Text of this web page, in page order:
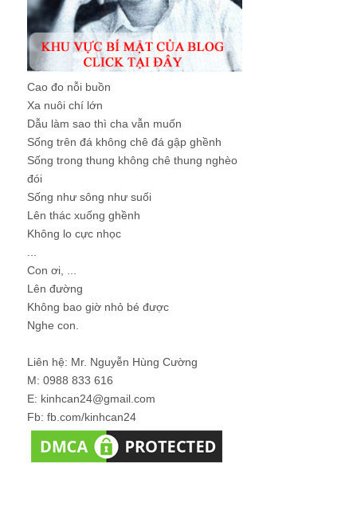
Cao đo nỗi buồn
Xa nuôi chí lớn
Dẫu làm sao thì cha vẫn muốn
Sống trên đá không chê đá gập ghềnh
Sống trong thung không chê thung nghèo
đói
Sống như sông như suối
Lên thác xuống ghềnh
Không lo cực nhọc
...
Con ơi, ...
Lên đường
Không bao giờ nhỏ bé được
Nghe con.
Liên hệ: Mr. Nguyễn Hùng Cường
M: 0988 833 616
E: kinhcan24@gmail.com
Fb: fb.com/kinhcan24